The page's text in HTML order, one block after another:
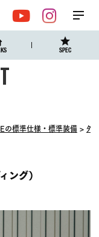
SPEC
YouTube
メ
の標準仕様・標準装備 外
ング）